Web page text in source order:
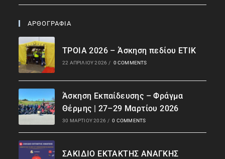
ΑΡΘΟΓΡΑΦΙΑ
ΤΡΟΙΑ 2026 – Άσκηση πεδίου ΕΤΙΚ
22 ΑΠΡΙΛΊΟΥ 2026 / 0 COMMENTS
Άσκηση Εκπαίδευσης – Φράγμα
Θέρμης | 27–29 Μαρτίου 2026
30 ΜΑΡΤΊΟΥ 2026 / 0 COMMENTS
ΣΑΚΙΔΙΟ ΕΚΤΑΚΤΗΣ ΑΝΑΓΚΗΣ